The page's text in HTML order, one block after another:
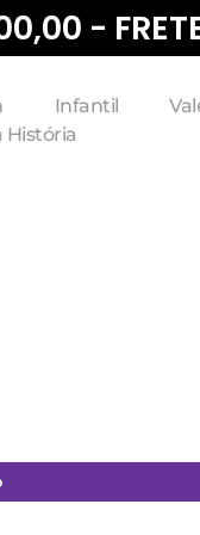
-
Infantil
História